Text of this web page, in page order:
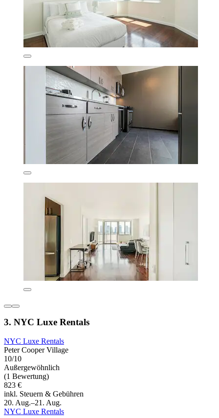
3. NYC Luxe Rentals
NYC Luxe Rentals
Peter Cooper Village
10/10
Außergewöhnlich
(1 Bewertung)
823 €
inkl. Steuern & Gebühren
20. Aug.–21. Aug.
NYC Luxe Rentals